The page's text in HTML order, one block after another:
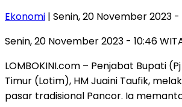
Ekonomi | Senin, 20 November 2023 -
Senin, 20 November 2023 - 10:46
LOMBOKINI.com – Penjabat Bupati
Timur (Lotim), HM Juaini Taufik,
pasar tradisional Pancor. Ia